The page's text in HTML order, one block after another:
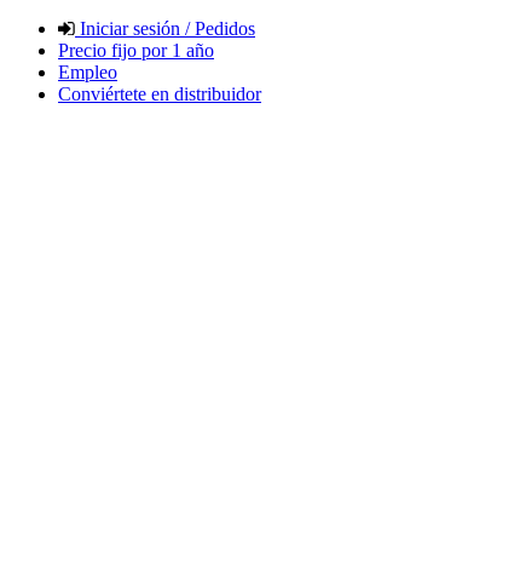
Iniciar sesión / Pedidos
Precio fijo por 1 año
Empleo
Conviértete en distribuidor